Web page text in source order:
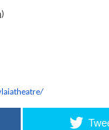
atheatre/